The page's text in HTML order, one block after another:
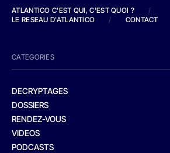
ATLANTICO C'EST QUI, C'EST QUOI ?
/
LE RESEAU D'ATLANTICO
/ CONTACT
CATEGORIES
DECRYPTAGES
DOSSIERS
RENDEZ-VOUS
VIDEOS
PODCASTS